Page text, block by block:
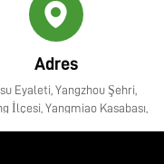
Adres
Eyaleti, Yangzhou Şehri,
İlçesi, Yangmiao Kasabası,